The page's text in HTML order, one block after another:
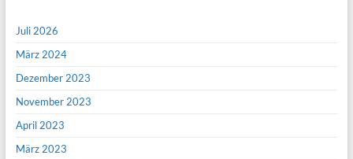
Juli 2026
März 2024
Dezember 2023
November 2023
April 2023
März 2023